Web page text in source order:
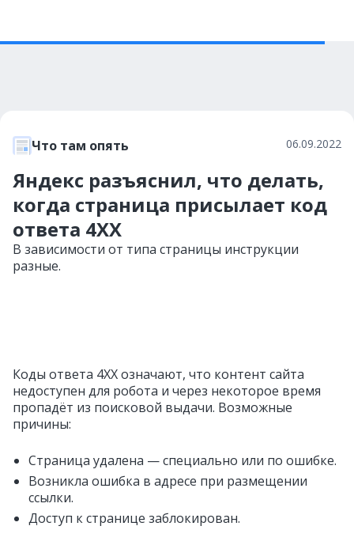
Что там опять 06.09.2022
Яндекс разъяснил, что делать,
когда страница присылает код
ответа 4ХХ
В зависимости от типа страницы инструкции
разные.
Коды ответа 4ХХ означают, что контент сайта
недоступен для робота и через некоторое время
пропадёт из поисковой выдачи. Возможные
причины:
Страница удалена — специально или по ошибке.
Возникла ошибка в адресе при размещении
ссылки.
Доступ к странице заблокирован.